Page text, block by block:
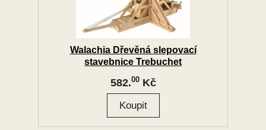
Walachia Dřevěná slepovací
stavebnice Trebuchet
582.00Kč